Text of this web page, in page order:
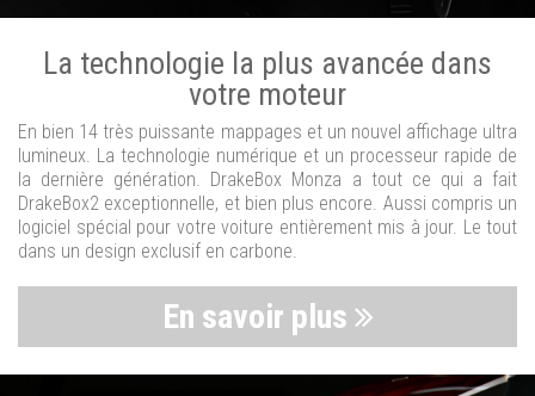
La technologie la plus avancée dans
votre moteur
En bien 14 très puissante mappages et un nouvel affichage ultra
lumineux. La technologie numérique et un processeur rapide de
la dernière génération. DrakeBox Monza a tout ce qui a fait
DrakeBox2 exceptionnelle, et bien plus encore. Aussi compris un
logiciel spécial pour votre voiture entièrement mis à jour. Le tout
dans un design exclusif en carbone.
En savoir plus